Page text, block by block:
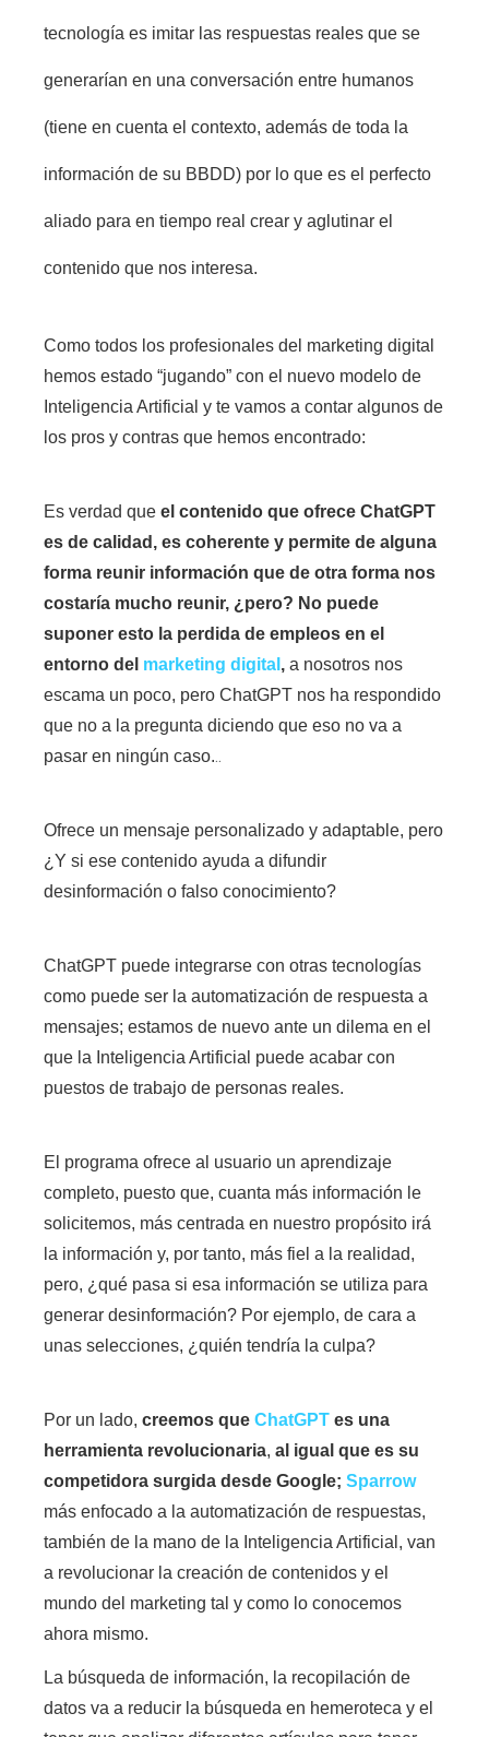
tecnología es imitar las respuestas reales que se
generarían en una conversación entre humanos
(tiene en cuenta el contexto, además de toda la
información de su BBDD) por lo que es el perfecto
aliado para en tiempo real crear y aglutinar el
contenido que nos interesa.
Como todos los profesionales del marketing digital
hemos estado “jugando” con el nuevo modelo de
Inteligencia Artificial y te vamos a contar algunos de
los pros y contras que hemos encontrado:
Es verdad que el contenido que ofrece ChatGPT
es de calidad, es coherente y permite de alguna
forma reunir información que de otra forma nos
costaría mucho reunir, ¿pero? No puede
suponer esto la perdida de empleos en el
entorno del marketing digital , a nosotros nos
escama un poco, pero ChatGPT nos ha respondido
que no a la pregunta diciendo que eso no va a
pasar en ningún caso...
Ofrece un mensaje personalizado y adaptable, pero
¿Y si ese contenido ayuda a difundir
desinformación o falso conocimiento?
ChatGPT puede integrarse con otras tecnologías
como puede ser la automatización de respuesta a
mensajes; estamos de nuevo ante un dilema en el
que la Inteligencia Artificial puede acabar con
puestos de trabajo de personas reales.
El programa ofrece al usuario un aprendizaje
completo, puesto que, cuanta más información le
solicitemos, más centrada en nuestro propósito irá
la información y, por tanto, más fiel a la realidad,
pero, ¿qué pasa si esa información se utiliza para
generar desinformación? Por ejemplo, de cara a
unas selecciones, ¿quién tendría la culpa?
Por un lado, creemos que ChatGPT es una
herramienta revolucionaria, al igual que es su
competidora surgida desde Google; Sparrow
más enfocado a la automatización de respuestas,
también de la mano de la Inteligencia Artificial, van
a revolucionar la creación de contenidos y el
mundo del marketing tal y como lo conocemos
ahora mismo.
La búsqueda de información, la recopilación de
datos va a reducir la búsqueda en hemeroteca y el